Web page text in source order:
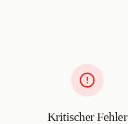
Kritischer Fehler